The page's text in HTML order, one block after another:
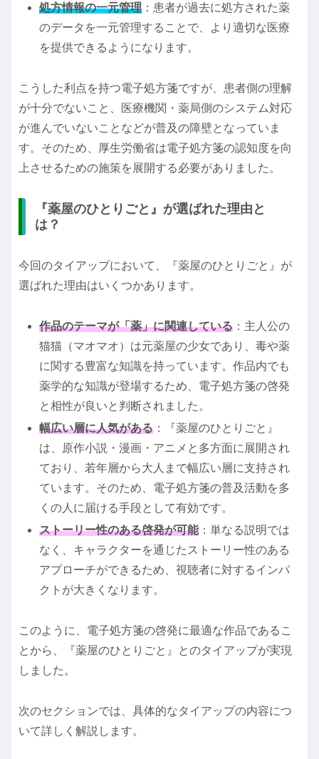
処方情報の一元管理 ：患者が過去に処方された薬
のデータを一元管理することで、より適切な医療
を提供できるようになります。
こうした利点を持つ電子処方箋ですが、患者側の理解
が十分でないこと、医療機関・薬局側のシステム対応
が進んでいないことなどが普及の障壁となっていま
す。そのため、厚生労働省は電子処方箋の認知度を向
上させるための施策を展開する必要がありました。
『薬屋のひとりごと』が選ばれた理由と
は？
今回のタイアップにおいて、『薬屋のひとりごと』が
選ばれた理由はいくつかあります。
作品のテーマが「薬」に関連している ：主人公の
猫猫（マオマオ）は元薬屋の少女であり、毒や薬
に関する豊富な知識を持っています。作品内でも
薬学的な知識が登場するため、電子処方箋の啓発
と相性が良いと判断されました。
幅広い層に人気がある ：『薬屋のひとりごと』
は、原作小説・漫画・アニメと多方面に展開され
ており、若年層から大人まで幅広い層に支持され
ています。そのため、電子処方箋の普及活動を多
くの人に届ける手段として有効です。
ストーリー性のある啓発が可能：単なる説明では
なく、キャラクターを通じたストーリー性のある
アプローチができるため、視聴者に対するインパ
クトが大きくなります。
このように、電子処方箋の啓発に最適な作品であるこ
とから、『薬屋のひとりごと』とのタイアップが実現
しました。
次のセクションでは、具体的なタイアップの内容につ
いて詳しく解説します。